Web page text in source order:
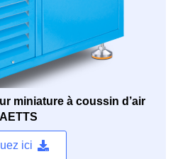
miniature à coussin d’air
ici